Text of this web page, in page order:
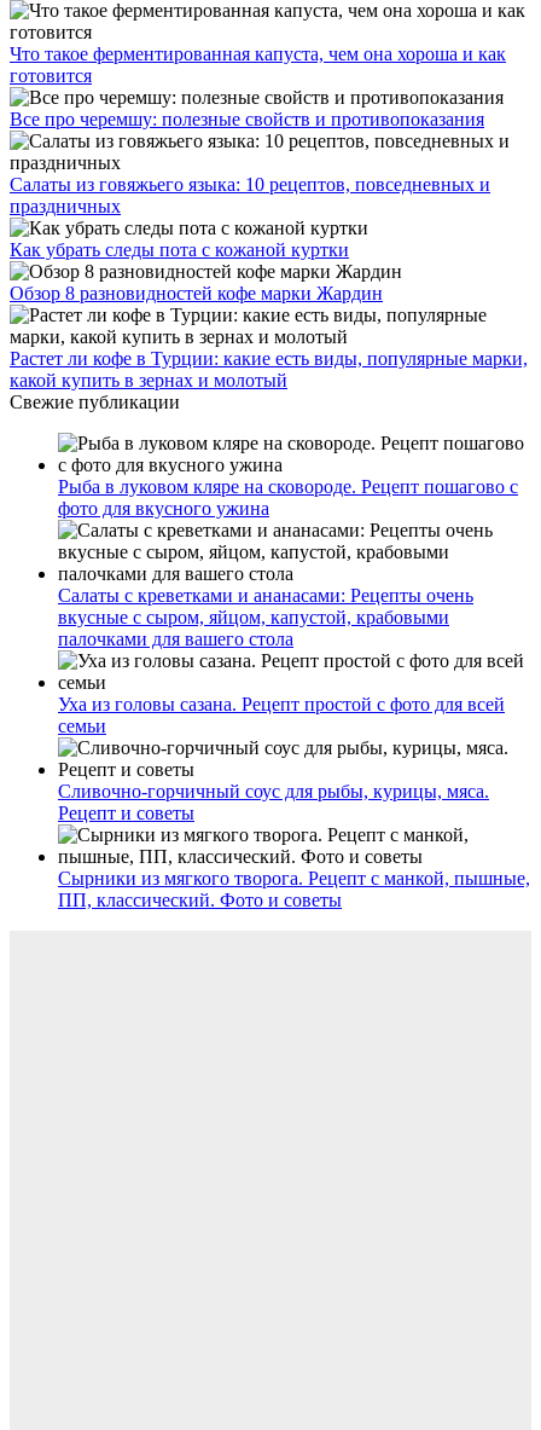
Что такое ферментированная капуста, чем она хороша и как
готовится
Все про черемшу: полезные свойств и противопоказания
Салаты из говяжьего языка: 10 рецептов, повседневных и
праздничных
Как убрать следы пота с кожаной куртки
Обзор 8 разновидностей кофе марки Жардин
Растет ли кофе в Турции: какие есть виды, популярные марки,
какой купить в зернах и молотый
Свежие публикации
Рыба в луковом кляре на сковороде. Рецепт пошагово с
фото для вкусного ужина
Салаты с креветками и ананасами: Рецепты очень
вкусные с сыром, яйцом, капустой, крабовыми
палочками для вашего стола
Уха из головы сазана. Рецепт простой с фото для всей
семьи
Сливочно-горчичный соус для рыбы, курицы, мяса.
Рецепт и советы
Сырники из мягкого творога. Рецепт с манкой, пышные,
ПП, классический. Фото и советы